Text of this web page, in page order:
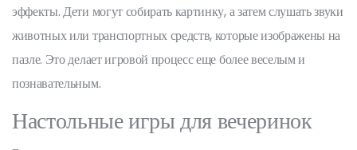
эффекты. Дети могут собирать картинку, а затем слушать звуки
животных или транспортных средств, которые изображены на
пазле. Это делает игровой процесс еще более веселым и
познавательным.
Настольные игры для вечеринок